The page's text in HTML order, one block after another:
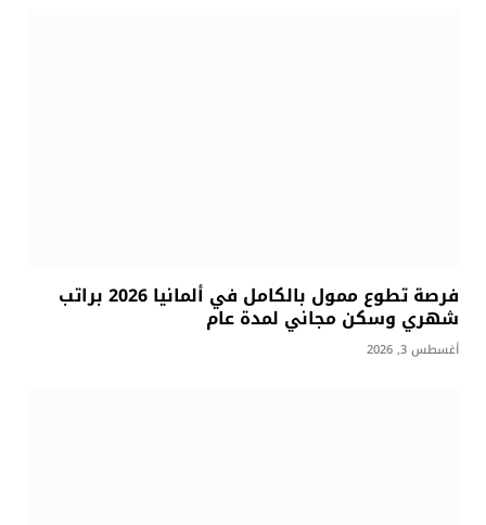
فرصة تطوع ممول بالكامل في ألمانيا 2026 براتب
شهري وسكن مجاني لمدة عام
أغسطس 3, 2026